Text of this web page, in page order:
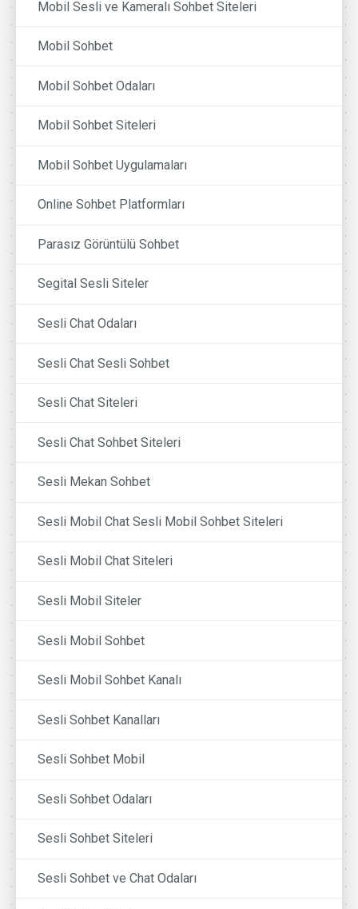
Mobil Sesli ve Kameralı Sohbet Siteleri
Mobil Sohbet
Mobil Sohbet Odaları
Mobil Sohbet Siteleri
Mobil Sohbet Uygulamaları
Online Sohbet Platformları
Parasız Görüntülü Sohbet
Segital Sesli Siteler
Sesli Chat Odaları
Sesli Chat Sesli Sohbet
Sesli Chat Siteleri
Sesli Chat Sohbet Siteleri
Sesli Mekan Sohbet
Sesli Mobil Chat Sesli Mobil Sohbet Siteleri
Sesli Mobil Chat Siteleri
Sesli Mobil Siteler
Sesli Mobil Sohbet
Sesli Mobil Sohbet Kanalı
Sesli Sohbet Kanalları
Sesli Sohbet Mobil
Sesli Sohbet Odaları
Sesli Sohbet Siteleri
Sesli Sohbet ve Chat Odaları